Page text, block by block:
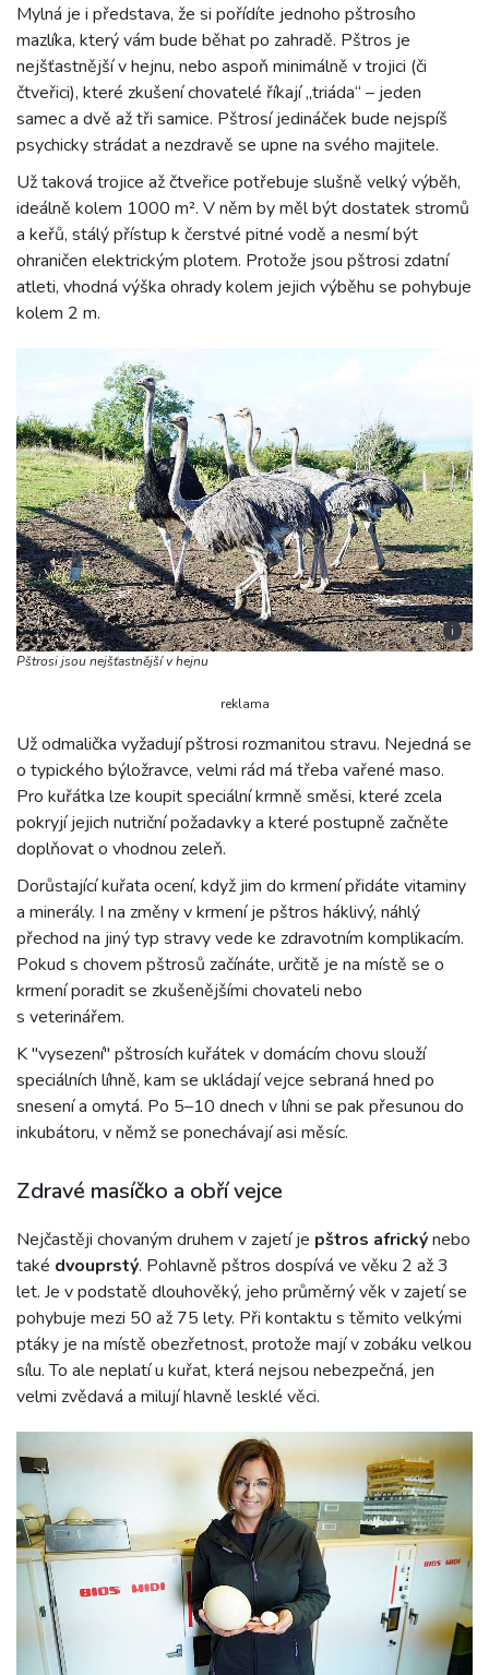
Mylná je i představa, že si pořídíte jednoho pštrosího
mazlíka, který vám bude běhat po zahradě. Pštros je
nejšťastnější v hejnu, nebo aspoň minimálně v trojici (či
čtveřici), které zkušení chovatelé říkají „triáda“ – jeden
samec a dvě až tři samice. Pštrosí jedináček bude nejspíš
psychicky strádat a nezdravě se upne na svého majitele.
Už taková trojice až čtveřice potřebuje slušně velký výběh,
ideálně kolem 1000 m². V něm by měl být dostatek stromů
a keřů, stálý přístup k čerstvé pitné vodě a nesmí být
ohraničen elektrickým plotem. Protože jsou pštrosi zdatní
atleti, vhodná výška ohrady kolem jejich výběhu se pohybuje
kolem 2 m.
i
Pštrosi jsou nejšťastnější v hejnu
reklama
Už odmalička vyžadují pštrosi rozmanitou stravu. Nejedná se
o typického býložravce, velmi rád má třeba vařené maso.
Pro kuřátka lze koupit speciální krmně směsi, které zcela
pokryjí jejich nutriční požadavky a které postupně začněte
doplňovat o vhodnou zeleň.
Dorůstající kuřata ocení, když jim do krmení přidáte vitaminy
a minerály. I na změny v krmení je pštros háklivý, náhlý
přechod na jiný typ stravy vede ke zdravotním komplikacím.
Pokud s chovem pštrosů začínáte, určitě je na místě se o
krmení poradit se zkušenějšími chovateli nebo
s veterinářem.
K "vysezení" pštrosích kuřátek v domácím chovu slouží
speciálních líhně, kam se ukládají vejce sebraná hned po
snesení a omytá. Po 5–10 dnech v líhni se pak přesunou do
inkubátoru, v němž se ponechávají asi měsíc.
Zdravé masíčko a obří vejce
Nejčastěji chovaným druhem v zajetí je pštros africkýnebo
také dvouprstý. Pohlavně pštros dospívá ve věku 2 až 3
let. Je v podstatě dlouhověký, jeho průměrný věk v zajetí se
pohybuje mezi 50 až 75 lety. Při kontaktu s těmito velkými
ptáky je na místě obezřetnost, protože mají v zobáku velkou
sílu. To ale neplatí u kuřat, která nejsou nebezpečná, jen
velmi zvědavá a milují hlavně lesklé věci.